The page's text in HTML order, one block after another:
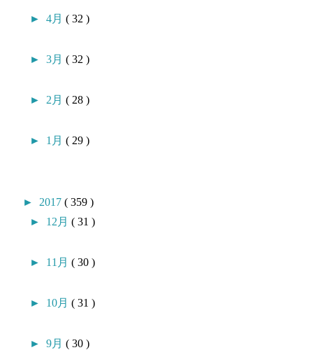
►4月( 32 )
►3月( 32 )
► 2月( 28 )
► 1月( 29 )
► 2017( 359 )
► 12月( 31 )
► 11月( 30 )
► 10月( 31 )
►9月( 30 )